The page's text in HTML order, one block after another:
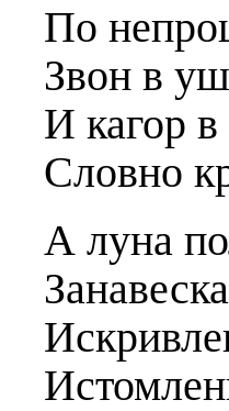
По
Звон в
И кагор в
Словно
А луна